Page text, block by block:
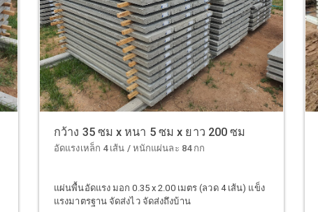
กว้าง 35 ซม x หนา 5 ซม x ยาว 200 ซม
อัดแรงเหล็ก 4 เส้น / หนักแผ่นละ 84 กก
แผ่นพื้นอัดแรง มอก 0.35 x 2.00 เมตร (ลวด 4 เส้น) แข็ง
แรงมาตรฐาน จัดส่งไว จัดส่งถึงบ้าน